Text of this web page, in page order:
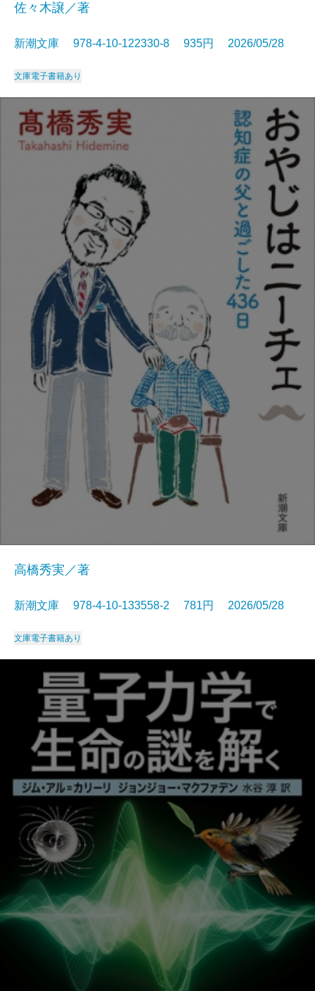
佐々木譲／著
新潮文庫 978-4-10-122330-8 935円 2026/05/28
文庫電子書籍あり
高橋秀実／著
新潮文庫 978-4-10-133558-2 781円 2026/05/28
文庫電子書籍あり